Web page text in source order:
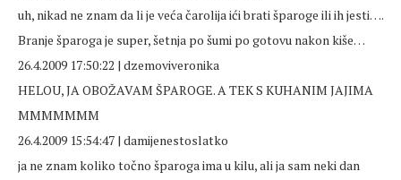
uh, nikad ne znam da li je veća čarolija ići brati šparoge ili ih jesti….
Branje šparoga je super, šetnja po šumi po gotovu nakon kiše…
26.4.2009 17:50:22 | dzemoviveronika
HELOU, JA OBOŽAVAM ŠPAROGE. A TEK S KUHANIM JAJIMA
MMMMMMM
26.4.2009 15:54:47 | damijenestoslatko
ja ne znam koliko točno šparoga ima u kilu, ali ja sam neki dan